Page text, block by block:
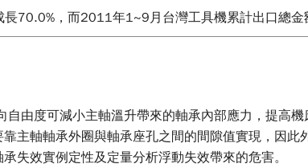
70.0%，而2011年1~9月台灣工具機累計出口總
2,910萬美元，相較於2010年同期的出口總額6億
關鍵零組件資源爭奪戰中，為求確保我國工具機暨
由度可減小主軸溫升帶來的軸承內部應力，提高
主軸軸承外圈與軸承座孔之間的間隙值實現，因
失效實例定性及定量分析浮動失效帶來的危害。